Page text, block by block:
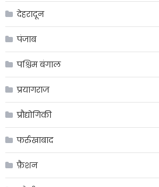
देहरादून
पंजाब
पश्चिम बंगाल
प्रयागराज
प्रौद्योगिकी
फर्रुखाबाद
फ़ैशन